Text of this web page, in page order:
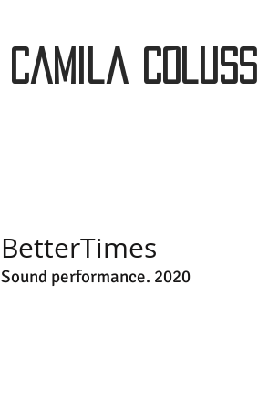
Camila Colussi
BetterTimes
Sound performance. 2020